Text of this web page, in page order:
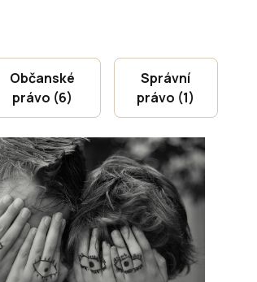
Občanské
právo (6)
Správní
právo (1)